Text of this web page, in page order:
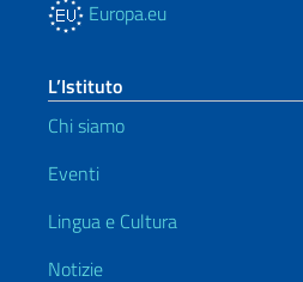
Europa.eu
L’Istituto
Chi siamo
Eventi
Lingua e Cultura
Notizie